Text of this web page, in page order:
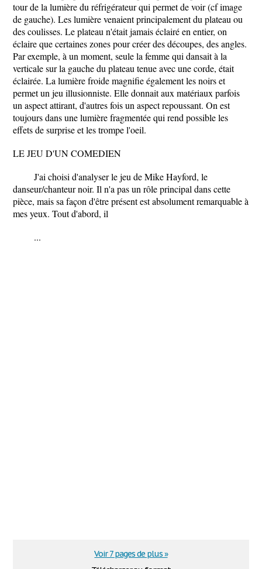
tour de la lumière du réfrigérateur qui permet de voir (cf image
de gauche). Les lumière venaient principalement du plateau ou
des coulisses. Le plateau n'était jamais éclairé en entier, on
éclaire que certaines zones pour créer des découpes, des angles.
Par exemple, à un moment, seule la femme qui dansait à la
verticale sur la gauche du plateau tenue avec une corde, était
éclairée. La lumière froide magnifie également les noirs et
permet un jeu illusionniste. Elle donnait aux matériaux parfois
un aspect attirant, d'autres fois un aspect repoussant. On est
toujours dans une lumière fragmentée qui rend possible les
effets de surprise et les trompe l'oeil.
LE JEU D'UN COMEDIEN
J'ai choisi d'analyser le jeu de Mike Hayford, le
danseur/chanteur noir. Il n'a pas un rôle principal dans cette
pièce, mais sa façon d'être présent est absolument remarquable à
mes yeux. Tout d'abord, il
...
Voir 7 pages de plus »